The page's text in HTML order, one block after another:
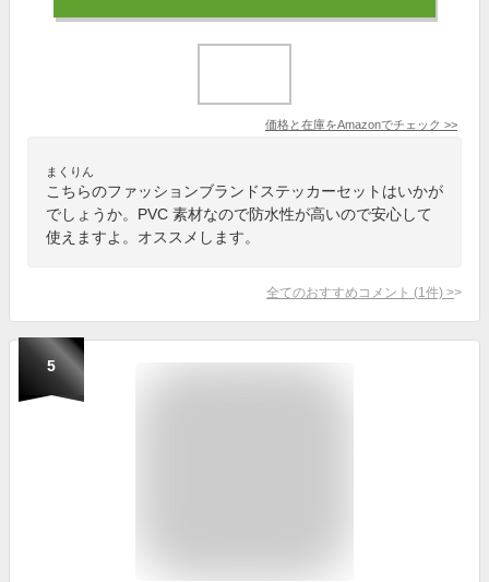
価格と在庫をAmazonでチェック >>
まくりん
こちらのファッションブランドステッカーセットはいかが
でしょうか。PVC 素材なので防水性が高いので安心して
使えますよ。オススメします。
全てのおすすめコメント (1 件) >
5